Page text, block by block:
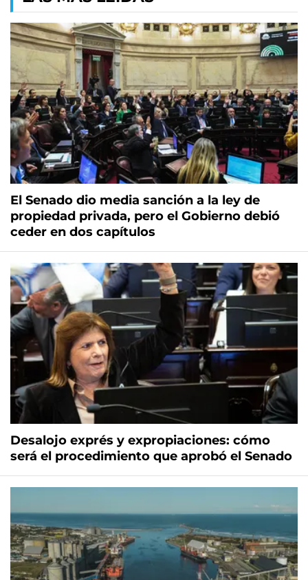
El Senado dio media sanción a la ley de
propiedad privada, pero el Gobierno debió
ceder en dos capítulos
Desalojo exprés y expropiaciones: cómo
será el procedimiento que aprobó el Senado